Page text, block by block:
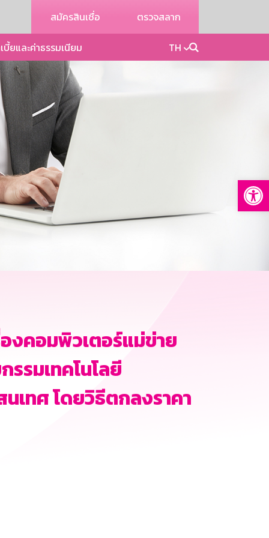
สมัครสินเชื่อ ตรวจสลาก
บี้ยและค่าธรรมเนียม TH
องคอมพิวเตอร์แม่ข่าย
รมเทคโนโลยี
เทศ โดยวิธีตกลงราคา